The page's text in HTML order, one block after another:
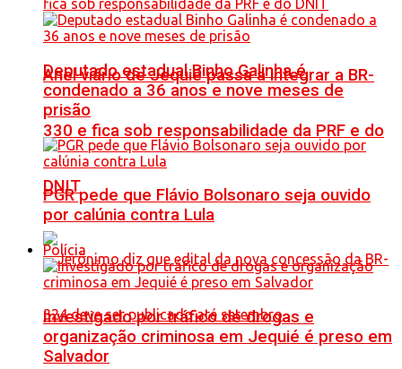
Anel viário de Jequié passa a integrar a BR-
330 e fica sob responsabilidade da PRF e do
DNIT
Deputado estadual Binho Galinha é
condenado a 36 anos e nove meses de
prisão
PGR pede que Flávio Bolsonaro seja ouvido
por calúnia contra Lula
Polícia
Investigado por tráfico de drogas e
organização criminosa em Jequié é preso em
Salvador